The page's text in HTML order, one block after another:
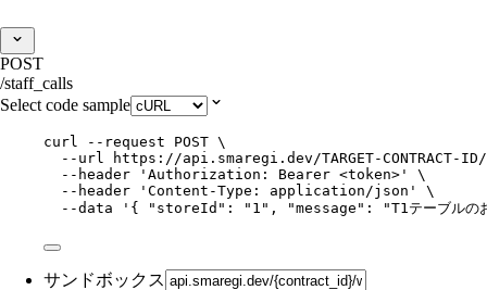
POST
/staff_calls
Select code sample
curl --request POST \
--url
https://api.smaregi.dev/TARGET-
--header
' Authorization: Bearer <token> '
\
--header
' Content-Type: application/json '
\
--data
' { "storeId": "1", "message": "T1テーブルのお
サンドボックス